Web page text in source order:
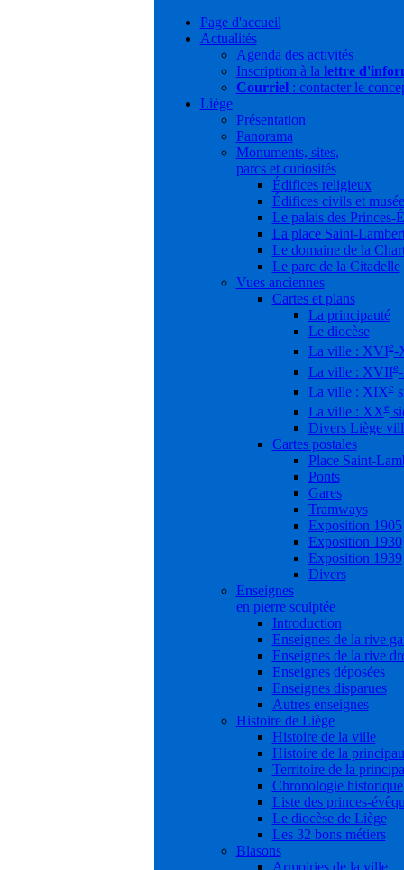
Page d'accueil
Actualités
Agenda des activités
Inscription à la lettre
Courriel: contacter le
Liège
Présentation
Panorama
Monuments, sites,
parcs et curiosités
Édifices religieux
Édifices civils et
Le palais des Princes-
La place Saint-
Le domaine de la
Le parc de la Citadelle
Vues anciennes
Cartes et plans
La principauté
Le diocèse
La ville : XVIe-
La ville : XVIIe
La ville : XIXe
La ville : XXe
Divers Liège
Cartes postales
Place Saint-
Ponts
Gares
Tramways
Exposition 1905
Exposition 1930
Exposition 1939
Divers
Enseignes
en pierre sculptée
Introduction
Enseignes de la rive
Enseignes de la rive
Enseignes déposées
Enseignes disparues
Autres enseignes
Histoire de Liège
Histoire de la ville
Histoire de la
Territoire de la
Chronologie historique
Liste des princes-
Le diocèse de Liège
Les 32 bons métiers
Blasons